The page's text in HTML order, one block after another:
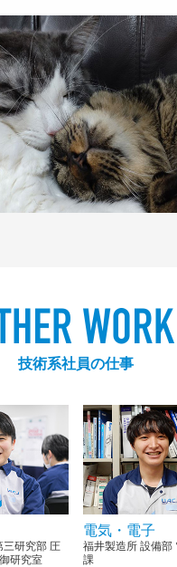
技術系社員の仕事
三研究部 圧
研究室
電気・電子
福井製造所 設備部
課